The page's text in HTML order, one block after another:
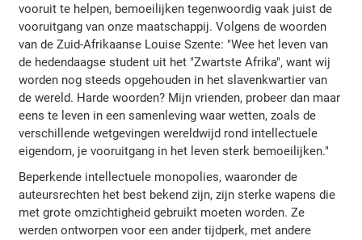
vooruit te helpen, bemoeilijken tegenwoordig vaak juist de
vooruitgang van onze maatschappij. Volgens de woorden
van de Zuid-Afrikaanse Louise Szente: "Wee het leven van
de hedendaagse student uit het "Zwartste Afrika", want wij
worden nog steeds opgehouden in het slavenkwartier van
de wereld. Harde woorden? Mijn vrienden, probeer dan maar
eens te leven in een samenleving waar wetten, zoals de
verschillende wetgevingen wereldwijd rond intellectuele
eigendom, je vooruitgang in het leven sterk bemoeilijken."
Beperkende intellectuele monopolies, waaronder de
auteursrechten het best bekend zijn, zijn sterke wapens die
met grote omzichtigheid gebruikt moeten worden. Ze
werden ontworpen voor een ander tijdperk, met andere